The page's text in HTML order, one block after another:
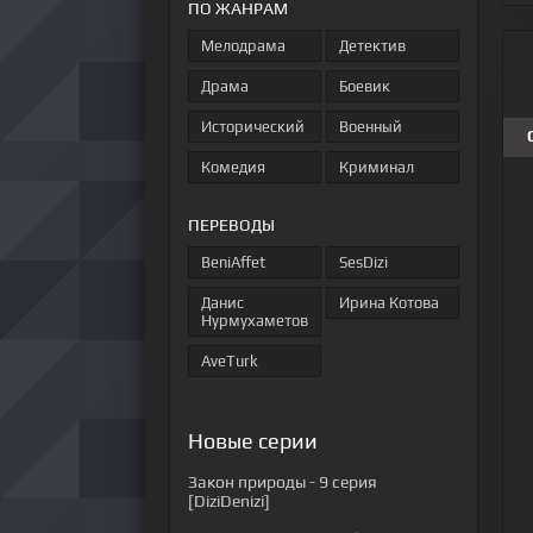
ПО ЖАНРАМ
Мелодрама
Драма
Исторический
Комедия
Детектив
Боевик
Военный
Криминал
ПЕРЕВОДЫ
BeniAffet
Данис
Нурмухаметов
AveTurk
SesDizi
Ирина Котова
Новые серии
Закон природы- 9 серия
[DiziDenizi]